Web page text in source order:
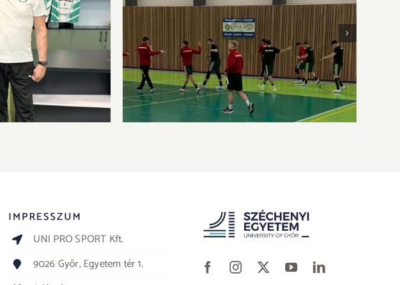
csatlakozik a
csapatához
Erőnléti szemmel a korosztályos
válogatottban – Interjú Lattenstein Dániellel
IMPRESSZUM
UNI PRO SPORT Kft.
9026 Győr, Egyetem tér 1.